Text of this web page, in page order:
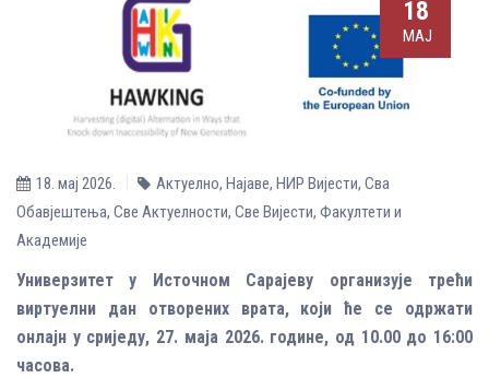
18
МАЈ
18. мај 2026. Актуелно, Најаве, НИР Вијести, Сва
Обавјештења, Све Aктуелности, Све Вијести, Факултети и
Академије
Универзитет у Источном Сарајеву организује трећи
виртуелни дан отворених врата, који ће се одржати
онлајн у сриједу, 27. маја 2026. године, од 10.00 до 16:00
часова.